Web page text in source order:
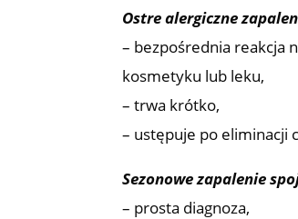
Ostre alergiczne
– bezpośrednia reakcja
kosmetyku lub leku,
– trwa krótko,
– ustępuje po eliminacji
Sezonowe zapalenie
– prosta diagnoza,